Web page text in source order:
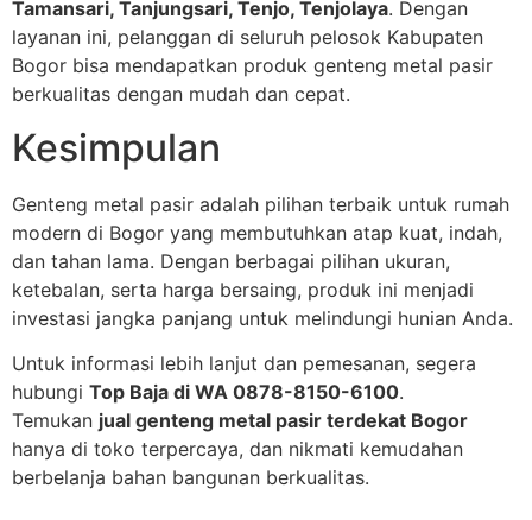
Tamansari, Tanjungsari, Tenjo, Tenjolaya. Dengan
layanan ini, pelanggan di seluruh pelosok Kabupaten
Bogor bisa mendapatkan produk genteng metal pasir
berkualitas dengan mudah dan cepat.
Kesimpulan
Genteng metal pasir adalah pilihan terbaik untuk rumah
modern di Bogor yang membutuhkan atap kuat, indah,
dan tahan lama. Dengan berbagai pilihan ukuran,
ketebalan, serta harga bersaing, produk ini menjadi
investasi jangka panjang untuk melindungi hunian Anda.
Untuk informasi lebih lanjut dan pemesanan, segera
hubungi Top Baja di WA 0878-8150-6100.
Temukan jual genteng metal pasir terdekat Bogor
hanya di toko terpercaya, dan nikmati kemudahan
berbelanja bahan bangunan berkualitas.